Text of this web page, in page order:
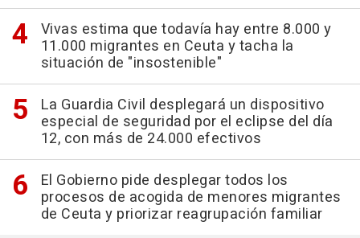
Vivas estima que todavía hay entre 8.000 y
11.000 migrantes en Ceuta y tacha la
situación de "insostenible"
La Guardia Civil desplegará un dispositivo
especial de seguridad por el eclipse del día
12, con más de 24.000 efectivos
El Gobierno pide desplegar todos los
procesos de acogida de menores migrantes
de Ceuta y priorizar reagrupación familiar